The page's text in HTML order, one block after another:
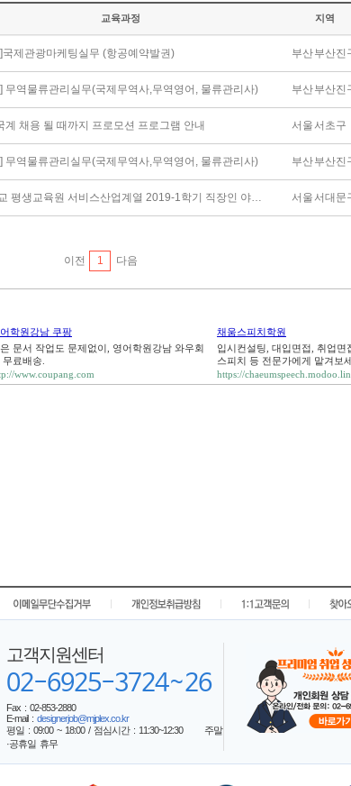
교육과정 지역
국제관광마케팅실무 (항공예약발권) 부산 부산진
무역물류관리실무(국제무역사,무역영어, 물류관리사) 부산 부산진
계 채용 될 때까지 프로모션 프로그램 안내 서울 서초구
무역물류관리실무(국제무역사,무역영어, 물류관리사) 부산 부산진
평생교육원 서비스산업계열 2019-1학기 직장인 야… 서울 서대문
이전 1 다음
학원강남 쿠팡
문서 작업도 문제없이, 영어학원강남 와우회
무료배송.
www.coupang.com
채움스피치학원
입시컨설팅, 대입면접, 취업면
스피치 등 전문가에게 맡겨보
https://
| | |
고객지원센터
02-6925-3724~26
Fax : 02-853-2880
E-mail : designerjob@mjplex.co.kr
평일 : 09:00 ~ 18:00 / 점심시간 : 11:30~12:30 주말
·공휴일 휴무